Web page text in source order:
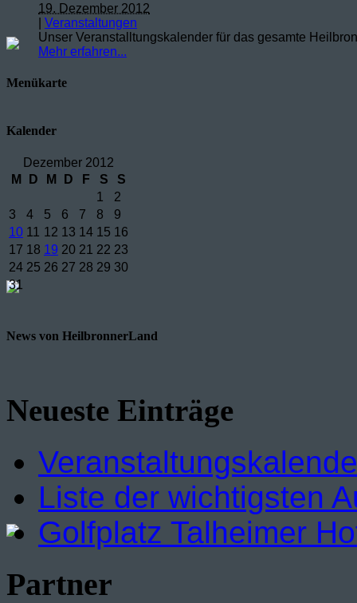
19. Dezember 2012
Veranstaltungen
Unser Veranstalltungskalender für das gesamte
Mehr erfahren...
Menükarte
Kalender
Dezember 2012
M
D M D F S
S
1
2
3
4 5 6 7 8
9
10 11 12 13 14 15 16
17 18 19 20 21 22 23
24 25 26 27 28 29 30
31
News von HeilbronnerLand
Neueste Einträge
Liste der wichtigsten
Golfplatz Talheimer
Partner